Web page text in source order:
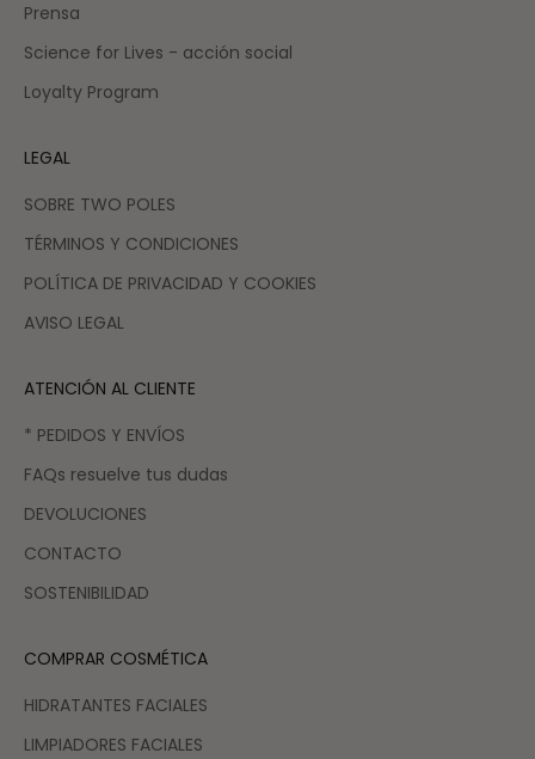
Prensa
Science for Lives - acción social
Loyalty Program
LEGAL
SOBRE TWO POLES
TÉRMINOS Y CONDICIONES
POLÍTICA DE PRIVACIDAD Y COOKIES
AVISO LEGAL
ATENCIÓN AL CLIENTE
* PEDIDOS Y ENVÍOS
FAQs resuelve tus dudas
DEVOLUCIONES
CONTACTO
SOSTENIBILIDAD
COMPRAR COSMÉTICA
HIDRATANTES FACIALES
LIMPIADORES FACIALES